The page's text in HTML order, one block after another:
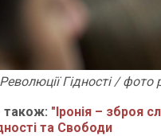
Гідності / фото
також: "Іронія – зброя
та Свободи